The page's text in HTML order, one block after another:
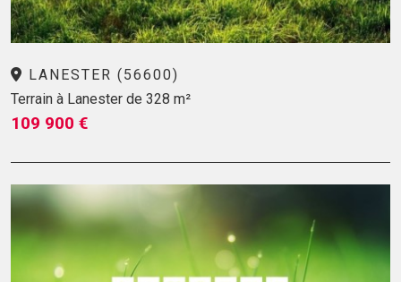
LANESTER (56600)
Terrain à Lanester de 328 m²
109 900 €